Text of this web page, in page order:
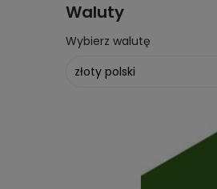
Waluty
Wybierz walutę